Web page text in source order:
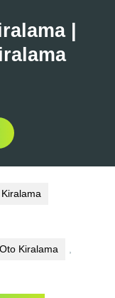
|
Kiralama ,